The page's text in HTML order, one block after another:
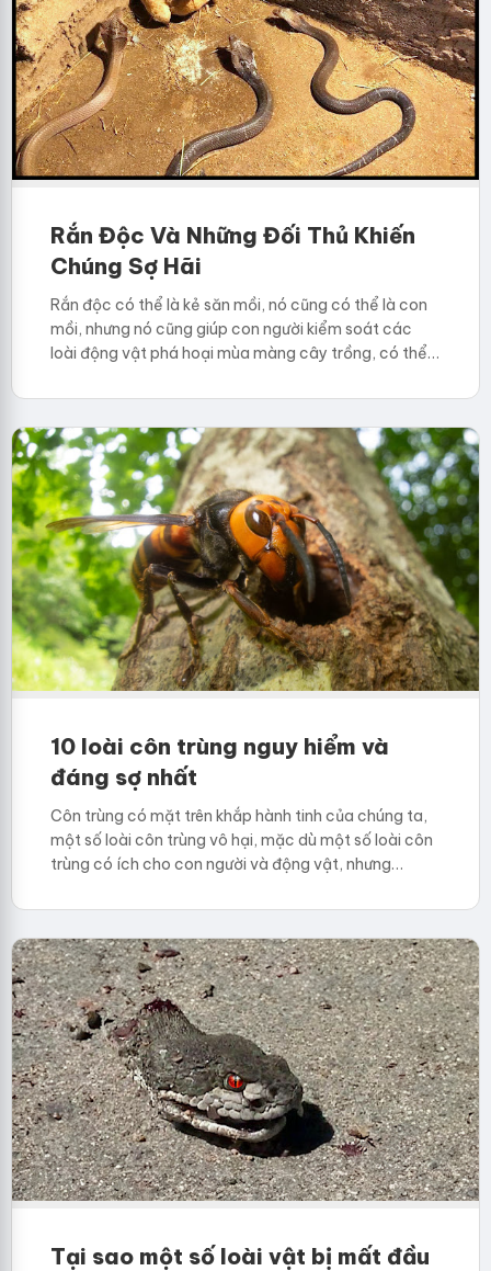
Rắn Độc Và Những Đối Thủ Khiến
Chúng Sợ Hãi
Rắn độc có thể là kẻ săn mồi, nó cũng có thể là con
mồi, nhưng nó cũng giúp con người kiểm soát các
loài động vật phá hoại mùa màng cây trồng, có thể…
10 loài côn trùng nguy hiểm và
đáng sợ nhất
Côn trùng có mặt trên khắp hành tinh của chúng ta,
một số loài côn trùng vô hại, mặc dù một số loài côn
trùng có ích cho con người và động vật, nhưng…
Tại sao một số loài vật bị mất đầu